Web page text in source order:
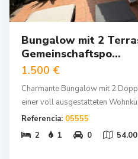
Bungalow mit 2
Gemeinschaftspo...
1.500 €
Charmante Bungalow mit 2
einer voll ausgestatteten
Referencia: 05555
2
1 0